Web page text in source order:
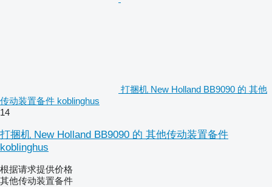
打捆机 New Holland BB9090 的 其他
传动装置备件 koblinghus
14
打捆机 New Holland BB9090 的 其他传动装置备件
koblinghus
根据请求提供价格
其他传动装置备件